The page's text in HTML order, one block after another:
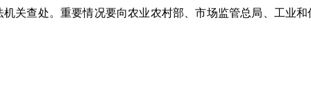
关查处。重要情况要向农业农村部、市场监管总局、工业和